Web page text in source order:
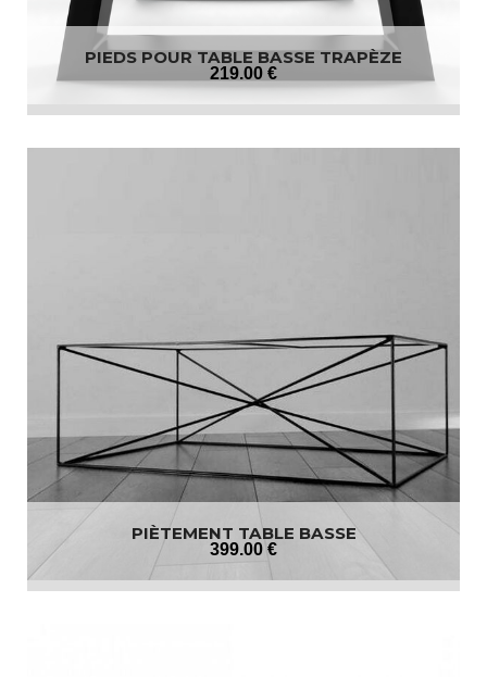
PIEDS POUR TABLE BASSE TRAPÈZE
219.00 €
PIÈTEMENT TABLE BASSE
399.00 €